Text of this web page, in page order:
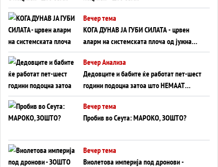
Вечер тема
КОГА ДУНАВ ЈА ГУБИ СИЛАТА - црвен
аларм на системската плоча од јужна
Германија до Црното Море...
Вечер Анализа
Дедовците и бабите ќе работат пет-шест
години подоцна затоа што НЕМААТ
ВНУЦИ ДА ГИ ЗАМЕНАТ
Вечер тема
Пробив во Сеута: МАРОКО, ЗОШТО?
Вечер тема
Виолетова империја под дронови -